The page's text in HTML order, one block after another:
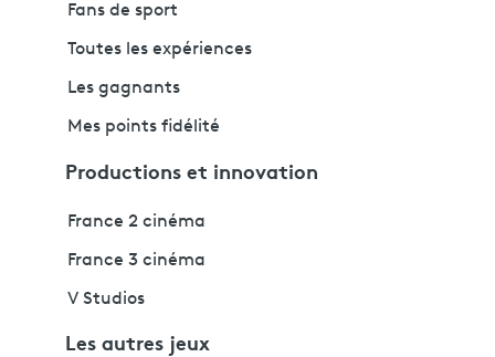
Fans de sport
Toutes les expériences
Les gagnants
Mes points fidélité
Productions et innovation
France 2 cinéma
France 3 cinéma
V Studios
Les autres jeux